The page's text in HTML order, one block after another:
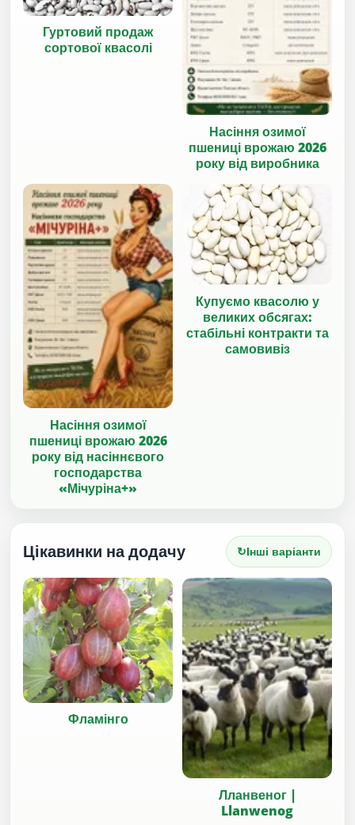
Гуртовий продаж
сортової квасолі
Насіння озимої
пшениці врожаю 2026
року від виробника
Насіння озимої
пшениці врожаю 2026
року від насіннєвого
господарства
«Мічуріна+»
Купуємо квасолю у
великих обсягах:
стабільні контракти та
самовивіз
Цікавинки на додачу ↻Інші варіанти
Фламінго
Лланвеног |
Llanwenog